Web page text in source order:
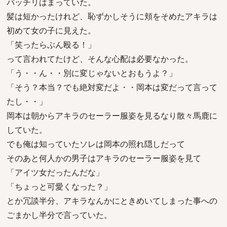
髪は短かったけれど、恥ずかしそうに頬をそめたアキラは
初めて女の子に見えた。
「笑ったらぶん殴る！」
って言われてたけど、そんな心配は必要なかった。
「う・・ん・・別に変じゃないとおもうよ？」
「そう？本当？でも絶対変だよ・・岡本は変だって言って
たし・・」
岡本は朝からアキラのセーラー服姿を見るなり散々馬鹿に
していた。
でも俺は知っていたソレは岡本の照れ隠しだって
そのあと何人かの男子はアキラのセーラー服姿を見て
「アイツ女だったんだな」
「ちょっと可愛くなった？」
とか冗談半分、アキラなんかにときめいてしまった事への
ごまかし半分で言っていた。